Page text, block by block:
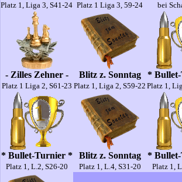
Platz 1, Liga 3, S41-24 Platz 1 Liga 3, 59-24 bei
- Zilles Zehner -
Platz 1 Liga 2, S61-23
Blitz z. Sonntag
Platz 1, Liga 2, S59-22
*
Platz 1,
* Bullet-Turnier *
Platz 1, L.2, S26-20
Blitz z. Sonntag
Platz 1, L.4, S31-20
*
Platz 1,